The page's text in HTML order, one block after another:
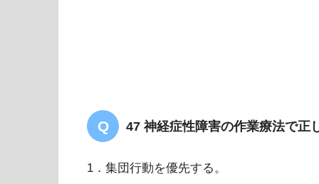
47 神経症性障害の作業療法で正
1．集団行動を優先する。